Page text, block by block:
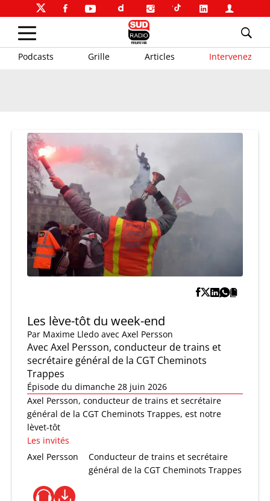
Podcasts Grille Articles Intervenez
Les lève-tôt du week-end
Par Maxime Lledo avec Axel Persson
Avec Axel Persson, conducteur de trains et
secrétaire général de la CGT Cheminots
Trappes
Épisode du dimanche 28 juin 2026
Axel Persson, conducteur de trains et secrétaire
général de la CGT Cheminots Trappes, est notre
lèvet-tôt
Les invités
Axel Persson
Conducteur de trains et secrétaire
général de la CGT Cheminots Trappes